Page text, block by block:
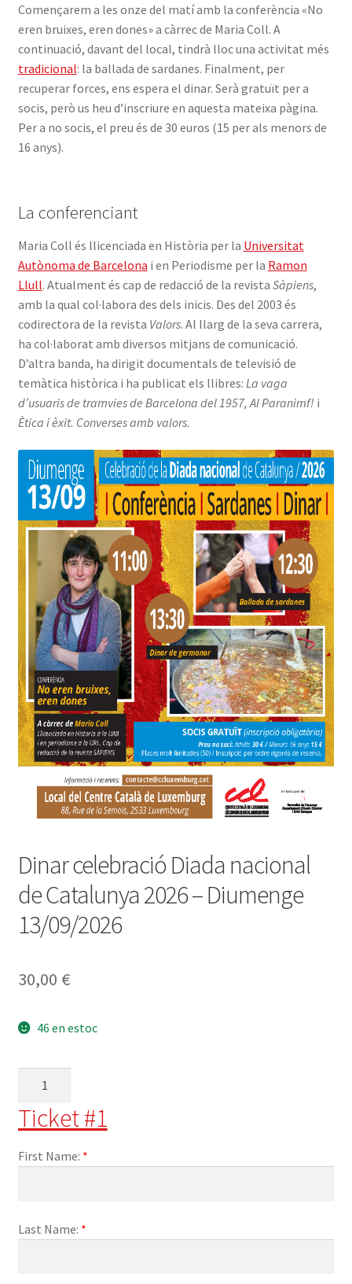
Començarem a les onze del matí amb la conferència «No
eren bruixes, eren dones» a càrrec de Maria Coll. A
continuació, davant del local, tindrà lloc una activitat més
tradicional: la ballada de sardanes. Finalment, per
recuperar forces, ens espera el dinar. Serà gratuït per a
socis, però us heu d’inscriure en aquesta mateixa pàgina.
Per a no socis, el preu és de 30 euros (15 per als menors de
16 anys).
La conferenciant
Maria Coll és llicenciada en Història per la Universitat
Autònoma de Barcelona i en Periodisme per la Ramon
Llull. Atualment és cap de redacció de la revista Sàpiens,
amb la qual col·labora des dels inicis. Des del 2003 és
codirectora de la revista Valors. Al llarg de la seva carrera,
ha col·laborat amb diversos mitjans de comunicació.
D’altra banda, ha dirigit documentals de televisió de
temàtica històrica i ha publicat els llibres: La vaga
d’usuaris de tramvies de Barcelona del 1957, Al Paranimf! i
Ètica i èxit. Converses amb valors.
Dinar celebració Diada nacional
de Catalunya 2026 – Diumenge
13/09/2026
30,00 €
46 en estoc
Dinar
celebració
Diada
2026
Ticket #1
First Name: *
Last Name: *